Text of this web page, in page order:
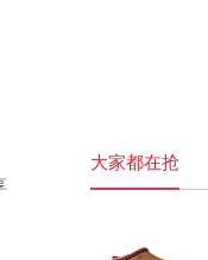
大家都在抢